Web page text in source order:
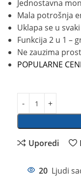
Jednostavna
Mala potrošnja
Uklapa se u
Funkcija 2 u 1 –
Ne zauzima
POPULARNE
Uporedi
20 Ljudi